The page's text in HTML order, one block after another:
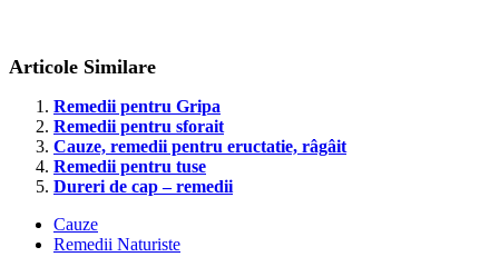
Articole Similare
Remedii pentru Gripa
Remedii pentru sforait
Cauze, remedii pentru eructatie, râgâit
Remedii pentru tuse
Dureri de cap – remedii
Cauze
Remedii Naturiste